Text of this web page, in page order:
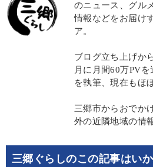
のニュース、グル
情報などをお届け
ア。
ブログ立ち上げか
月に月間60万PV
を執筆、現在もほ
三郷市からおでか
外の近隣地域の情
三郷ぐらしのこの記事はい